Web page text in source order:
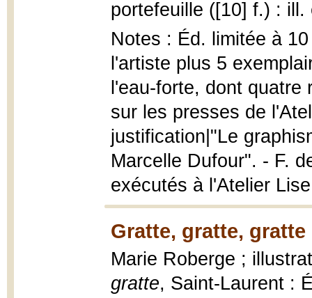
portefeuille ([10] f.) :
Notes : Éd. limitée à
l'artiste plus 5
l'eau-forte, dont
sur les presses de
justification|"Le
Marcelle Dufour". - F.
exécutés à l'Atelier
Gratte, gratte, gratte
Marie Roberge ;
gratte, Saint-Laurent :